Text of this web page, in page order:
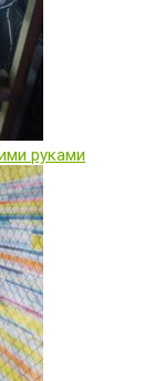
руками